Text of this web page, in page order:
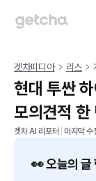
겟차피디아 리스
현대 투싼
모의견적 한
겟차 AI 리포터 마지막 수
👀 오늘의 글